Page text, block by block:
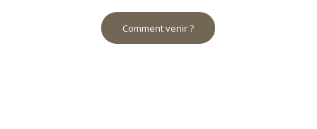
Comment venir ?